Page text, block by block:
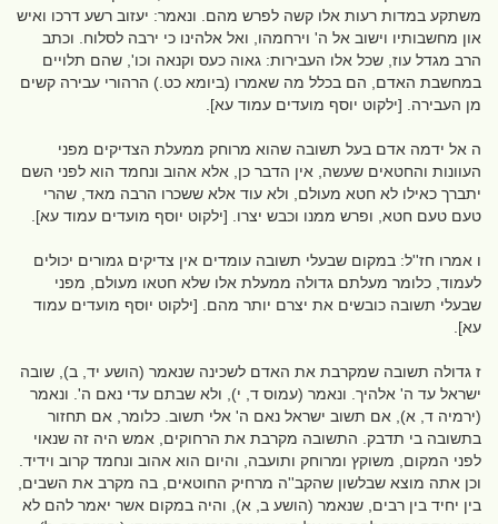
משתקע במדות רעות אלו קשה לפרש מהם. ונאמר: יעזוב רשע דרכו ואיש
און מחשבותיו וישוב אל ה' וירחמהו, ואל אלהינו כי ירבה לסלוח. וכתב
הרב מגדל עוז, שכל אלו העבירות: גאוה כעס וקנאה וכו', שהם תלויים
במחשבת האדם, הם בכלל מה שאמרו (ביומא כט.) הרהורי עבירה קשים
מן העבירה. [ילקוט יוסף מועדים עמוד עא].
ה אל ידמה אדם בעל תשובה שהוא מרוחק ממעלת הצדיקים מפני
העוונות והחטאים שעשה, אין הדבר כן, אלא אהוב ונחמד הוא לפני השם
יתברך כאילו לא חטא מעולם, ולא עוד אלא ששכרו הרבה מאד, שהרי
טעם טעם חטא, ופרש ממנו וכבש יצרו. [ילקוט יוסף מועדים עמוד עא].
ו אמרו חז''ל: במקום שבעלי תשובה עומדים אין צדיקים גמורים יכולים
לעמוד, כלומר מעלתם גדולה ממעלת אלו שלא חטאו מעולם, מפני
שבעלי תשובה כובשים את יצרם יותר מהם. [ילקוט יוסף מועדים עמוד
עא].
ז גדולה תשובה שמקרבת את האדם לשכינה שנאמר (הושע יד, ב), שובה
ישראל עד ה' אלהיך. ונאמר (עמוס ד, י), ולא שבתם עדי נאם ה'. ונאמר
(ירמיה ד, א), אם תשוב ישראל נאם ה' אלי תשוב. כלומר, אם תחזור
בתשובה בי תדבק. התשובה מקרבת את הרחוקים, אמש היה זה שנאוי
לפני המקום, משוקץ ומרוחק ותועבה, והיום הוא אהוב ונחמד קרוב וידיד.
וכן אתה מוצא שבלשון שהקב''ה מרחיק החוטאים, בה מקרב את השבים,
בין יחיד בין רבים, שנאמר (הושע ב, א), והיה במקום אשר יאמר להם לא